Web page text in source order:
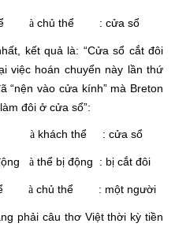
à chủ thể : cửa sổ
kết quả là: “Cửa sổ cắt đôi
việc hoán chuyển này lần thứ
“nện vào cửa kính” mà Breton
đôi ở cửa sổ”:
à khách thể : cửa sổ
à thể bị động : bị cắt đôi
à chủ thể : một người
phải câu thơ Việt thời kỳ tiền